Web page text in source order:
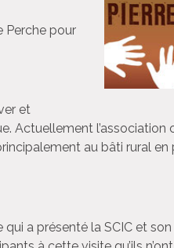
Perche pour
et
Actuellement l’association
au bâti rural en
a présenté la SCIC et